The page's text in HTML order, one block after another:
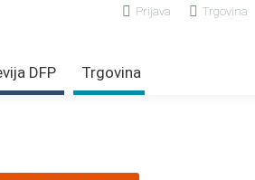
Prijava Trgovina
DFP Trgovina